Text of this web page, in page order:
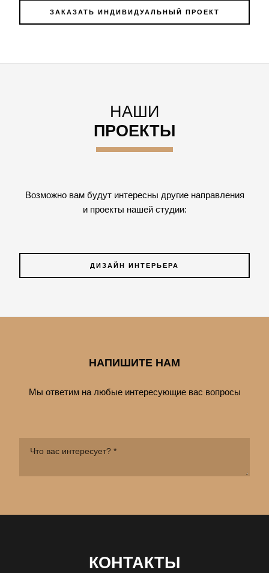
ЗАКАЗАТЬ ИНДИВИДУАЛЬНЫЙ ПРОЕКТ
НАШИ
ПРОЕКТЫ
Возможно вам будут интересны другие направления
и проекты нашей студии:
ДИЗАЙН ИНТЕРЬЕРА
НАПИШИТЕ НАМ
Мы ответим на любые интересующие вас вопросы
КОНТАКТЫ